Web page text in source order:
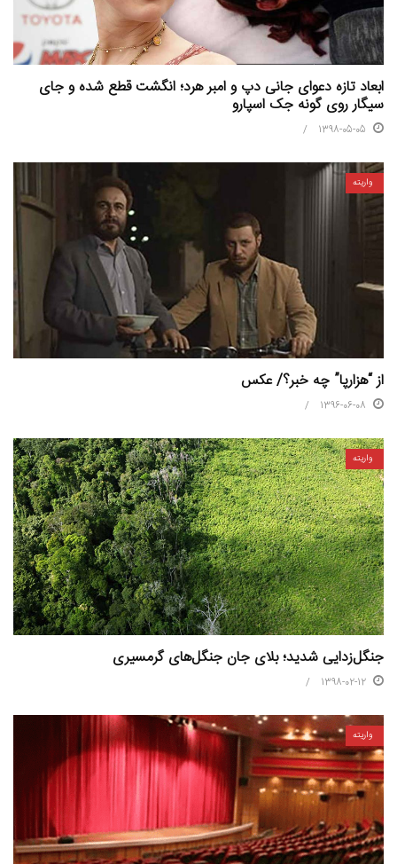
ابعاد تازه دعوای جانی دپ و امبر هرد؛ انگشت قطع شده و جای
سیگار روی گونه جک اسپارو
1398-05-05
واریته
از “هزارپا” چه خبر؟/ عکس
1396-06-08
واریته
جنگل‌زدایی شدید؛ بلای جان جنگل‌های گرمسیری
1398-02-12
واریته